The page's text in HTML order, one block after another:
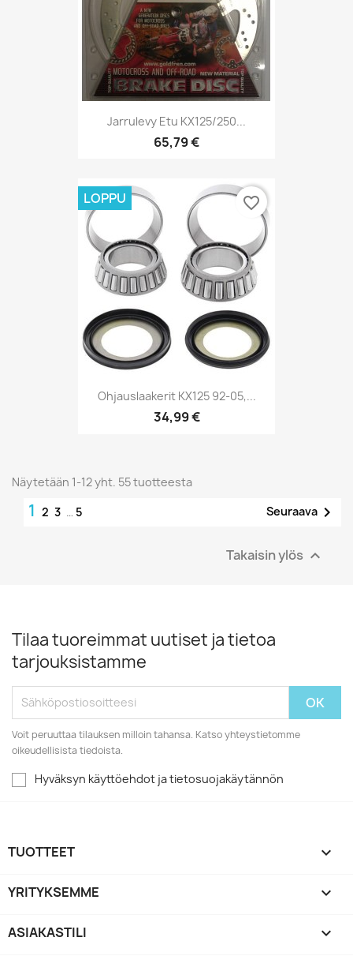
Jarrulevy Etu KX125/250...
65,79 €
Ohjauslaakerit KX125 92-05,...
34,99 €
LOPPU favorite_border
Näytetään 1-12 yht. 55 tuotteesta
1 2 3 … 5 Seuraava 
Takaisin ylös 
Tilaa tuoreimmat uutiset ja tietoa
tarjouksistamme
Voit peruuttaa tilauksen milloin tahansa. Katso yhteystietomme
oikeudellisista tiedoista.
Hyväksyn käyttöehdot ja tietosuojakäytännön
TUOTTEET 
YRITYKSEMME 
ASIAKASTILI 